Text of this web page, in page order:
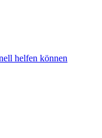
helfen können